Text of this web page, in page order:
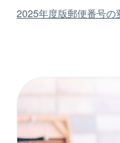
2025年度版郵便番号の